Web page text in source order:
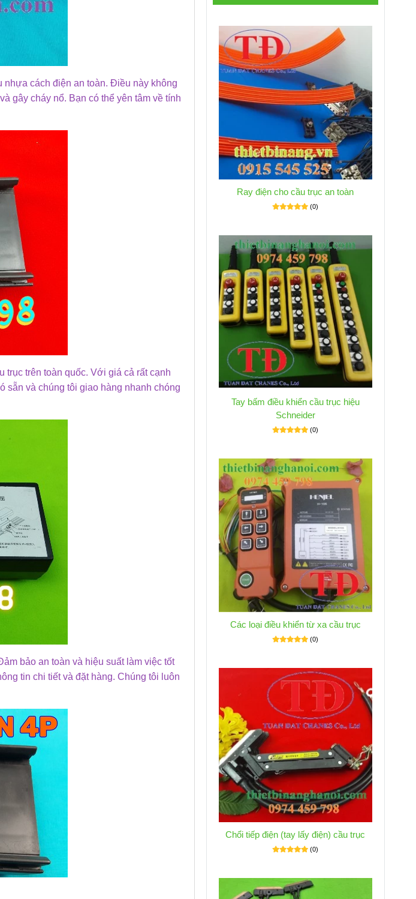
nhựa cách điện an toàn. Điều này không
gây cháy nổ. Bạn có thể yên tâm về tính
trục trên toàn quốc. Với giá cả rất cạnh
sẵn và chúng tôi giao hàng nhanh chóng
bảo an toàn và hiệu suất làm việc tốt
tin chi tiết và đặt hàng. Chúng tôi luôn
Ray điện cho cầu trục an toàn
(0)
Tay bấm điều khiển cầu trục hiệu
Schneider
(0)
Các loại điều khiển từ xa cầu trục
(0)
Chổi tiếp điện (tay lấy điện) cầu trục
(0)